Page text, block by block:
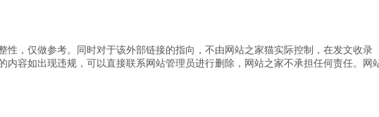
，仅做参考。同时对于该外部链接的指向，不由网站之家猫实际控制，在发文收录
容如出现违规，可以直接联系网站管理员进行删除，网站之家不承担任何责任。 网